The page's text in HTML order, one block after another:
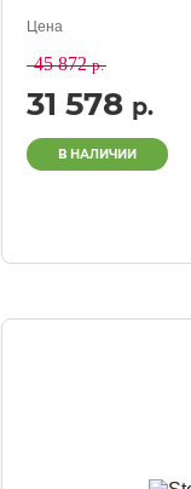
Цена
45 872р.
31 578 р.
В НАЛИЧИИ